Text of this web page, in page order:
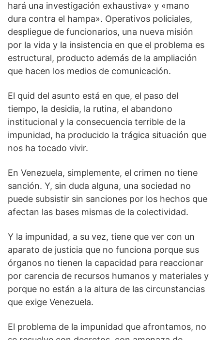
hará una investigación exhaustiva» y «mano
dura contra el hampa». Operativos policiales,
despliegue de funcionarios, una nueva misión
por la vida y la insistencia en que el problema es
estructural, producto además de la ampliación
que hacen los medios de comunicación.
El quid del asunto está en que, el paso del
tiempo, la desidia, la rutina, el abandono
institucional y la consecuencia terrible de la
impunidad, ha producido la trágica situación que
nos ha tocado vivir.
En Venezuela, simplemente, el crimen no tiene
sanción. Y, sin duda alguna, una sociedad no
puede subsistir sin sanciones por los hechos que
afectan las bases mismas de la colectividad.
Y la impunidad, a su vez, tiene que ver con un
aparato de justicia que no funciona porque sus
órganos no tienen la capacidad para reaccionar
por carencia de recursos humanos y materiales y
porque no están a la altura de las circunstancias
que exige Venezuela.
El problema de la impunidad que afrontamos, no